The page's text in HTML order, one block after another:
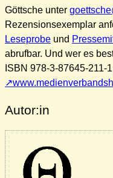
Göttsche unter
Rezensionsexemplar
Leseprobe und
abrufbar. Und wer es
ISBN 978-3-87645-211-
Autor:in